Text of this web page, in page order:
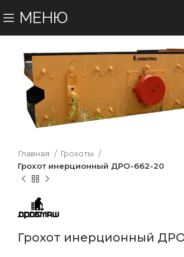
МЕНЮ
Главная
Грохоты
Грохот инерционный ДРО-662-20
Грохот инерционный